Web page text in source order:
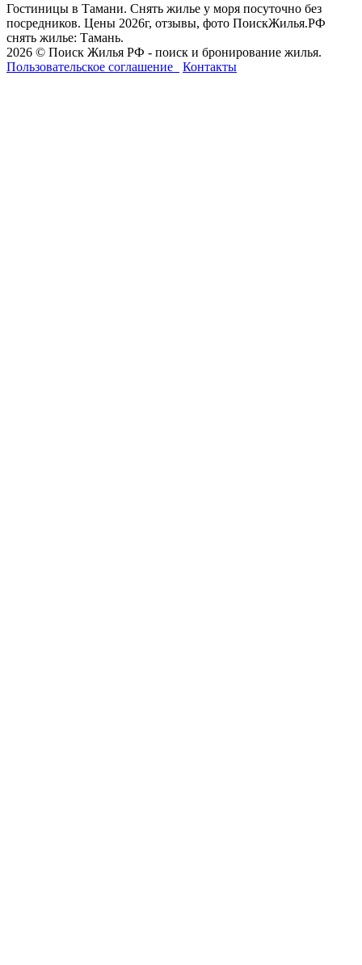
Гостиницы в Тамани. Снять жилье у моря посуточно без
посредников. Цены 2026г, отзывы, фото ПоискЖилья.РФ
снять жилье: Тамань.
2026 © Поиск Жилья РФ - поиск и бронирование жилья.
Пользовательское соглашение
Контакты